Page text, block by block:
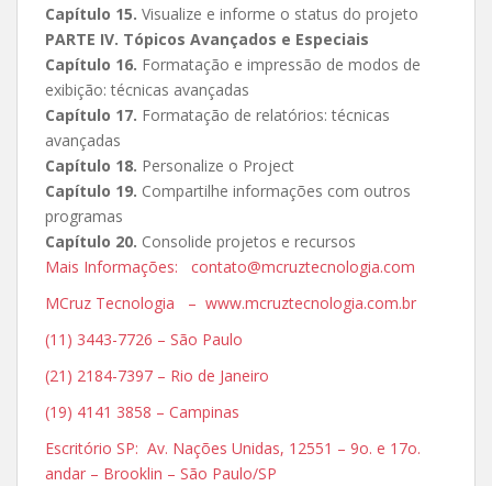
Capítulo 15. Visualize e informe o status do projeto
PARTE IV. Tópicos Avançados e Especiais
Capítulo 16. Formatação e impressão de modos de
exibição: técnicas avançadas
Capítulo 17. Formatação de relatórios: técnicas
avançadas
Capítulo 18. Personalize o Project
Capítulo 19. Compartilhe informações com outros
programas
Capítulo 20. Consolide projetos e recursos
Mais Informações: contato@mcruztecnologia.com
MCruz Tecnologia – www.mcruztecnologia.com.br
(11) 3443-7726 – São Paulo
(21) 2184-7397 – Rio de Janeiro
(19) 4141 3858 – Campinas
Escritório SP: Av. Nações Unidas, 12551 – 9o. e 17o.
andar – Brooklin – São Paulo/SP